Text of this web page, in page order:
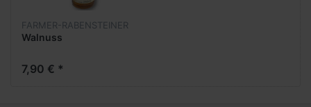
FARMER-RABENSTEINER
Walnuss
7,90 € *